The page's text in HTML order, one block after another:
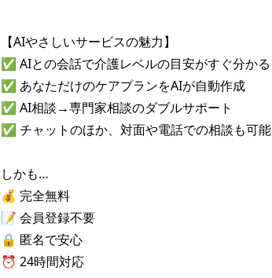
【AIやさしいサービスの魅力】
✅ AIとの会話で介護レベルの目安がすぐ分かる
✅ あなただけのケアプランをAIが自動作成
✅ AI相談→専門家相談のダブルサポート
✅ チャットのほか、対面や電話での相談も可能
しかも…
💰 完全無料
📝 会員登録不要
🔒 匿名で安心
⏰ 24時間対応